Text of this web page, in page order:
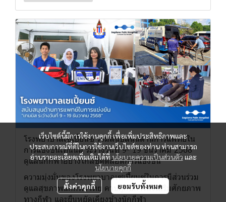
โรงพยาบาลเซเปี้ยนซ์ ร่วมสนับสนุนด้านการแพทย์ใน
การแข่งขันเทนนิส ระว่างวันที่ 9- 19 ธันวาคม 2568
ดูแลนักกีฬาอย่างใกล้ชิดตลอดการแข่งขัน
ความมุ่งมั่นของโรงพยาบาลเซเปี้ยนซ์ในการมีส่วนร่วม
ดูแลสุขภาพนักกีฬาไทย ควบคู่กับการส่งเสริมศักยภาพ
ทางกีฬา และยืนหยัดเคียงข้างนักกีฬา
เว็บไซต์นี้มีการใช้งานคุกกี้ เพื่อเพิ่มประสิทธิภาพและ
ประสบการณ์ที่ดีในการใช้งานเว็บไซต์ของท่าน ท่านสามารถ
อ่านรายละเอียดเพิ่มเติมได้ที่ นโยบายความเป็นส่วนตัว และ
นโยบายคุกกี้
ตั้งค่าคุกกี้ ยอมรับทั้งหมด